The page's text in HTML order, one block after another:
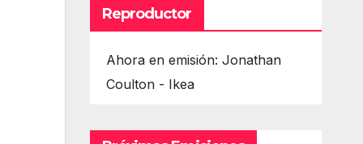
Reproductor
Ahora en emisión: Jonathan
Coulton - Ikea